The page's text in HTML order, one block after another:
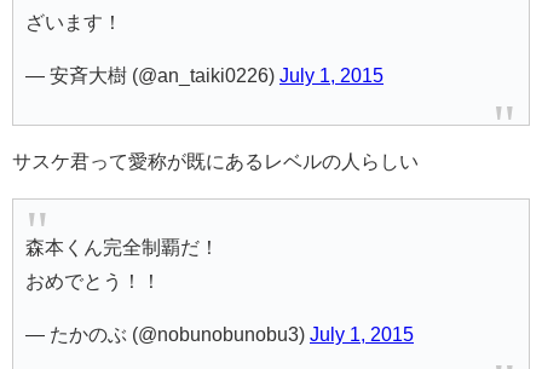
ざいます！
— 安斉大樹 (@an_taiki0226) July 1, 2015
サスケ君って愛称が既にあるレベルの人らしい
森本くん完全制覇だ！
おめでとう！！
— たかのぶ (@nobunobunobu3) July 1, 2015